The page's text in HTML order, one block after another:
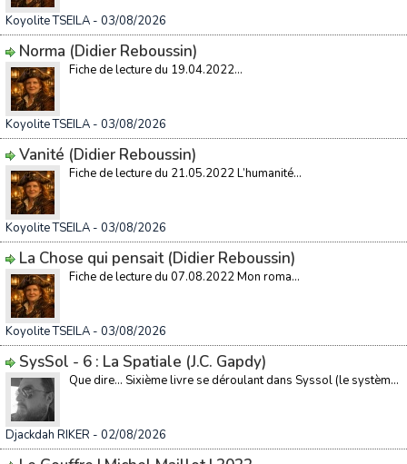
Koyolite TSEILA - 03/08/2026
Norma (Didier Reboussin)
Fiche de lecture du 19.04.2022...
Koyolite TSEILA - 03/08/2026
Vanité (Didier Reboussin)
Fiche de lecture du 21.05.2022 L’humanité...
Koyolite TSEILA - 03/08/2026
La Chose qui pensait (Didier Reboussin)
Fiche de lecture du 07.08.2022 Mon roma...
Koyolite TSEILA - 03/08/2026
SysSol - 6 : La Spatiale (J.C. Gapdy)
Que dire… Sixième livre se déroulant dans Syssol (le systèm...
Djackdah RIKER - 02/08/2026